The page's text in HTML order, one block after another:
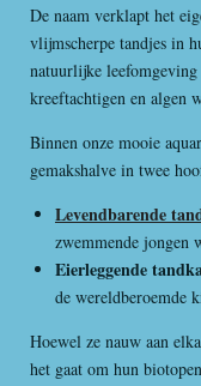
De naam verklapt het
vlijmscherpe tandjes in
natuurlijke
kreeftachtigen en algen
Binnen onze mooie
gemakshalve in twee
Levendbarende
zwemmende jongen
Eierleggende
de wereldberoemde
Hoewel ze nauw aan
het gaat om hun